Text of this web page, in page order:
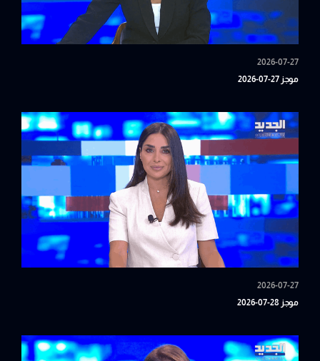
2026-07-27
موجز 27-07-2026
2026-07-27
موجز 28-07-2026